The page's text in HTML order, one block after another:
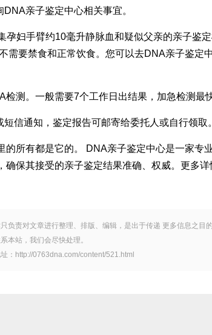
亲子鉴定中心相关事宜。
妇手臂约10毫升静脉血和疑似父亲的亲子鉴
需要禁食和正常饮食。您可以去DNA亲子鉴定
测。一般需要7个工作日出结果，加急检测最
信通知，鉴定报告可邮寄给委托人或自行领取。
的所有都是它的。 DNA亲子鉴定中心是一家专
保其接受的亲子鉴定结果准确、权威。更多详
负责对文章进行整理、排版、编辑，是出于传递 更多信息之目
本站，我们会尽快处理。
http://0763dna.com/content/521.html